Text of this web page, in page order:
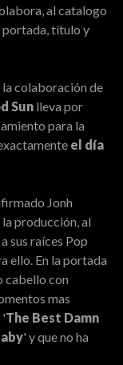
al catalogo
portada, título y
la colaboración de
Sun lleva por
para la
el día
Jonh
producción, al
sus raíces Pop
ello. En la portada
cabello con
mas
'The Best Damn
' y que no ha